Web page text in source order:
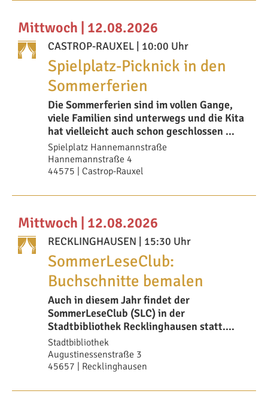
Mittwoch | 12.08.2026
CASTROP-RAUXEL | 10:00 Uhr
Spielplatz-Picknick in den
Sommerferien
Die Sommerferien sind im vollen Gange,
viele Familien sind unterwegs und die Kita
hat vielleicht auch schon geschlossen …
Spielplatz Hannemannstraße
Hannemannstraße 4
44575 | Castrop-Rauxel
Mittwoch | 12.08.2026
RECKLINGHAUSEN | 15:30 Uhr
SommerLeseClub:
Buchschnitte bemalen
Auch in diesem Jahr findet der
SommerLeseClub (SLC) in der
Stadtbibliothek Recklinghausen statt.
Anmeldungen sind ab Mittwoch
Stadtbibliothek
Augustinessenstraße 3
45657 | Recklinghausen